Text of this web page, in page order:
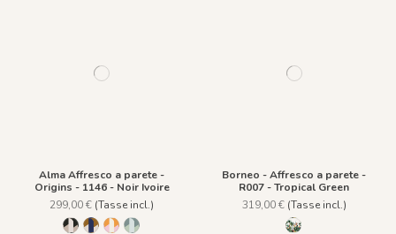
Alma Affresco a parete -
Origins - 1146 - Noir Ivoire
299,00 € (Tasse incl.)
1146 - Noir Ivoire
1147 - Ocre Bleu
1148 - Rose Orangé
1149 - Vert Grisé
Borneo - Affresco a parete -
R007 - Tropical Green
319,00 €(Tasse incl.)
R007 - Tropical